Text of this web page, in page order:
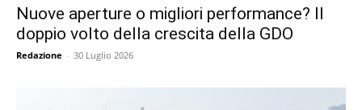
Nuove aperture o migliori performance? Il
doppio volto della crescita della GDO
Redazione - 30 Luglio 2026